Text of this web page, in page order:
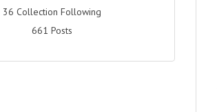
36 Collection Following
661 Posts